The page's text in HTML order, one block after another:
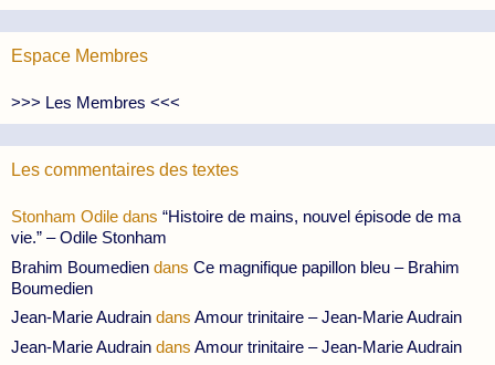
Espace Membres
>>> Les Membres <<<
Les commentaires des textes
Stonham Odile dans “Histoire de mains, nouvel épisode de ma
vie.” – Odile Stonham
Brahim Boumedien dans Ce magnifique papillon bleu – Brahim
Boumedien
Jean-Marie Audrain dans Amour trinitaire – Jean-Marie Audrain
Jean-Marie Audrain dans Amour trinitaire – Jean-Marie Audrain